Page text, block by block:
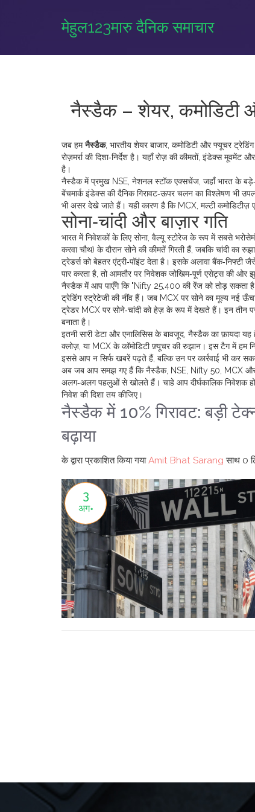
मेहुल123मारु दैनिक समाचार
नैस्डैक – शेयर, कमोडिटी
जब हमनैस्डैक, भारतीय शेयर बाजार, कमोडिटी और फ्यूचर
रोज़मर्रा की दिशा‑निर्देश है। यहाँ रोज़ की कीमतों, इंडेक्स
है।
नैस्डैक में प्रमुख NSE नेशनल स्टॉक एक्सचेंज, जहाँ भारत के
बेंचमार्क इंडेक्सकी दैनिक गिरावट‑ऊपर चलन का विश्लेषण भी
भी असर देखे जाते हैं। यही कारण है कि MCX मल्टी कमोडिटीज़
सोना‑चांदी और बाज़ार गति
भारत में निवेशकों के लिएसोना, वैल्यू स्टोरेज के रूप में सबसे
करवा चौथ) के दौरान सोने की कीमतें गिरती हैं, जबकि चांदी का
ट्रेडर्स को बेहतर एंट्री‑पॉइंट देता है। इसके अलावा बैंक‑निफ्टी
पार करता है, तो आमतौर पर निवेशक जोखिम‑पूर्ण एसेट्स की ओर
नैस्डैक में आप पाएँगे कि "Nifty 25,400 की रेंज को तोड़ सकता
ट्रेडिंग स्ट्रेटेजी की नींव हैं। जब MCX पर सोने का मूल्य नई
ट्रेडर MCX पर सोने‑चांदी को हेज़ के रूप में देखते हैं। इन तीन
बनाता है।
इतनी सारी डेटा और एनालिसिस के बावजूद, नैस्डैक का फ़ायदा यह
क्लोज़, या MCX के कॉमोडिटी फ़्यूचर की रुझान। इस टैग में हम
इससे आप न सिर्फ खबरें पढ़ते हैं, बल्कि उन पर कार्रवाई भी कर
अब जब आप समझ गए हैं कि नैस्डैक, NSE, Nifty 50, MCX और
अलग‑अलग पहलुओं से खोलते हैं। चाहे आप दीर्घकालिक निवेशक
निवेश की दिशा तय कीजिए।
नैस्डैक में 10% गिरावट: बड़ी
बढ़ाया
के द्वारा प्रकाशित किया गयाAmit Bhat Sarang साथ 0
3
अग॰